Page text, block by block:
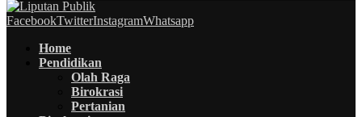
FacebookTwitterInstagramWhatsapp
Home
Pendidikan
Olah Raga
Birokrasi
Pertanian